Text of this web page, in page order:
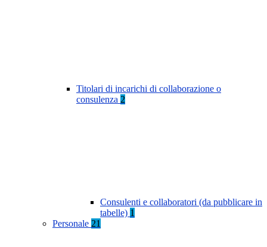
Titolari di incarichi di collaborazione o
consulenza 2
Consulenti e collaboratori (da pubblicare in
tabelle) 1
Personale 21